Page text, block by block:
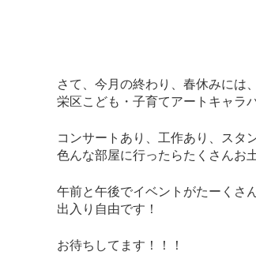
さて、今月の終わり、春休みには、
栄区こども・子育てアートキャラ
コンサートあり、工作あり、スタ
色んな部屋に行ったらたくさんお
午前と午後でイベントがたーくさ
出入り自由です！
お待ちしてます！！！